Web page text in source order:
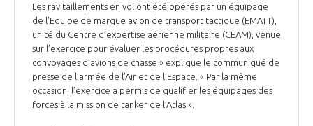
Les ravitaillements en vol ont été opérés par un équipage
de l’Equipe de marque avion de transport tactique (EMATT),
unité du Centre d’expertise aérienne militaire (CEAM), venue
sur l’exercice pour évaluer les procédures propres aux
convoyages d’avions de chasse » explique le communiqué de
presse de l’armée de l’Air et de l’Espace. « Par la même
occasion, l’exercice a permis de qualifier les équipages des
forces à la mission de tanker de l’Atlas ».